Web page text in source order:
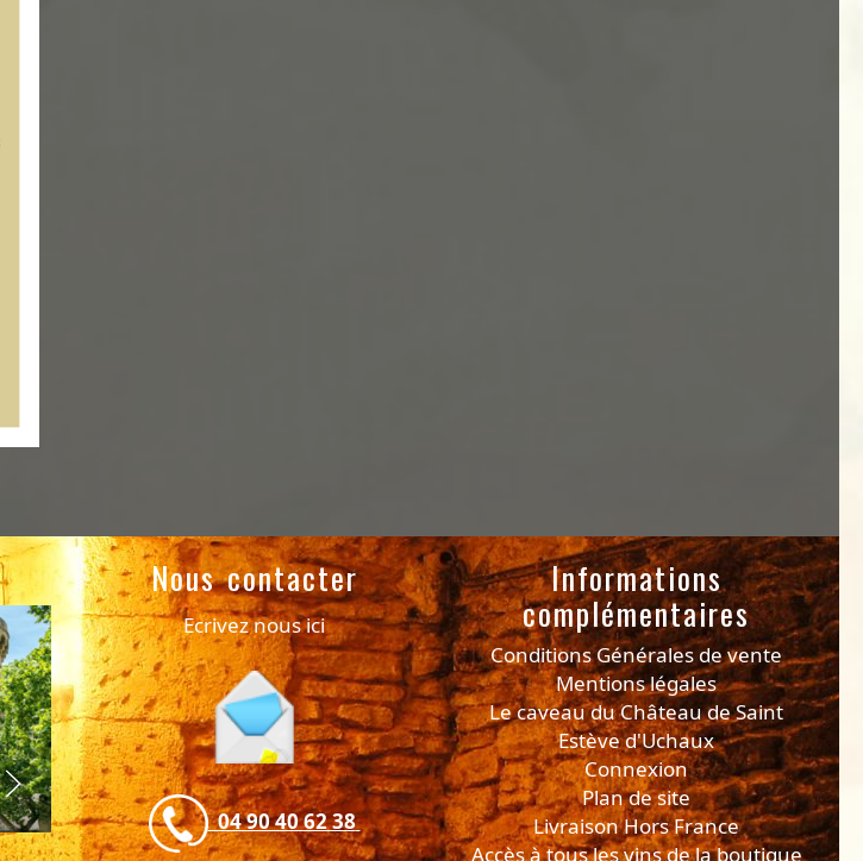
Nous contacter
Ecrivez nous ici
04 90 40 62 38
Informations
complémentaires
Conditions Générales de vente
Mentions légales
Le caveau du Château de Saint
Estève d'Uchaux
Connexion
Plan de site
Livraison Hors France
Accès à tous les vins de la boutique